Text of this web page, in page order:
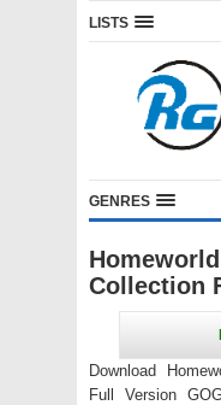
LISTS
GENRES
Collection
Download
Full Version